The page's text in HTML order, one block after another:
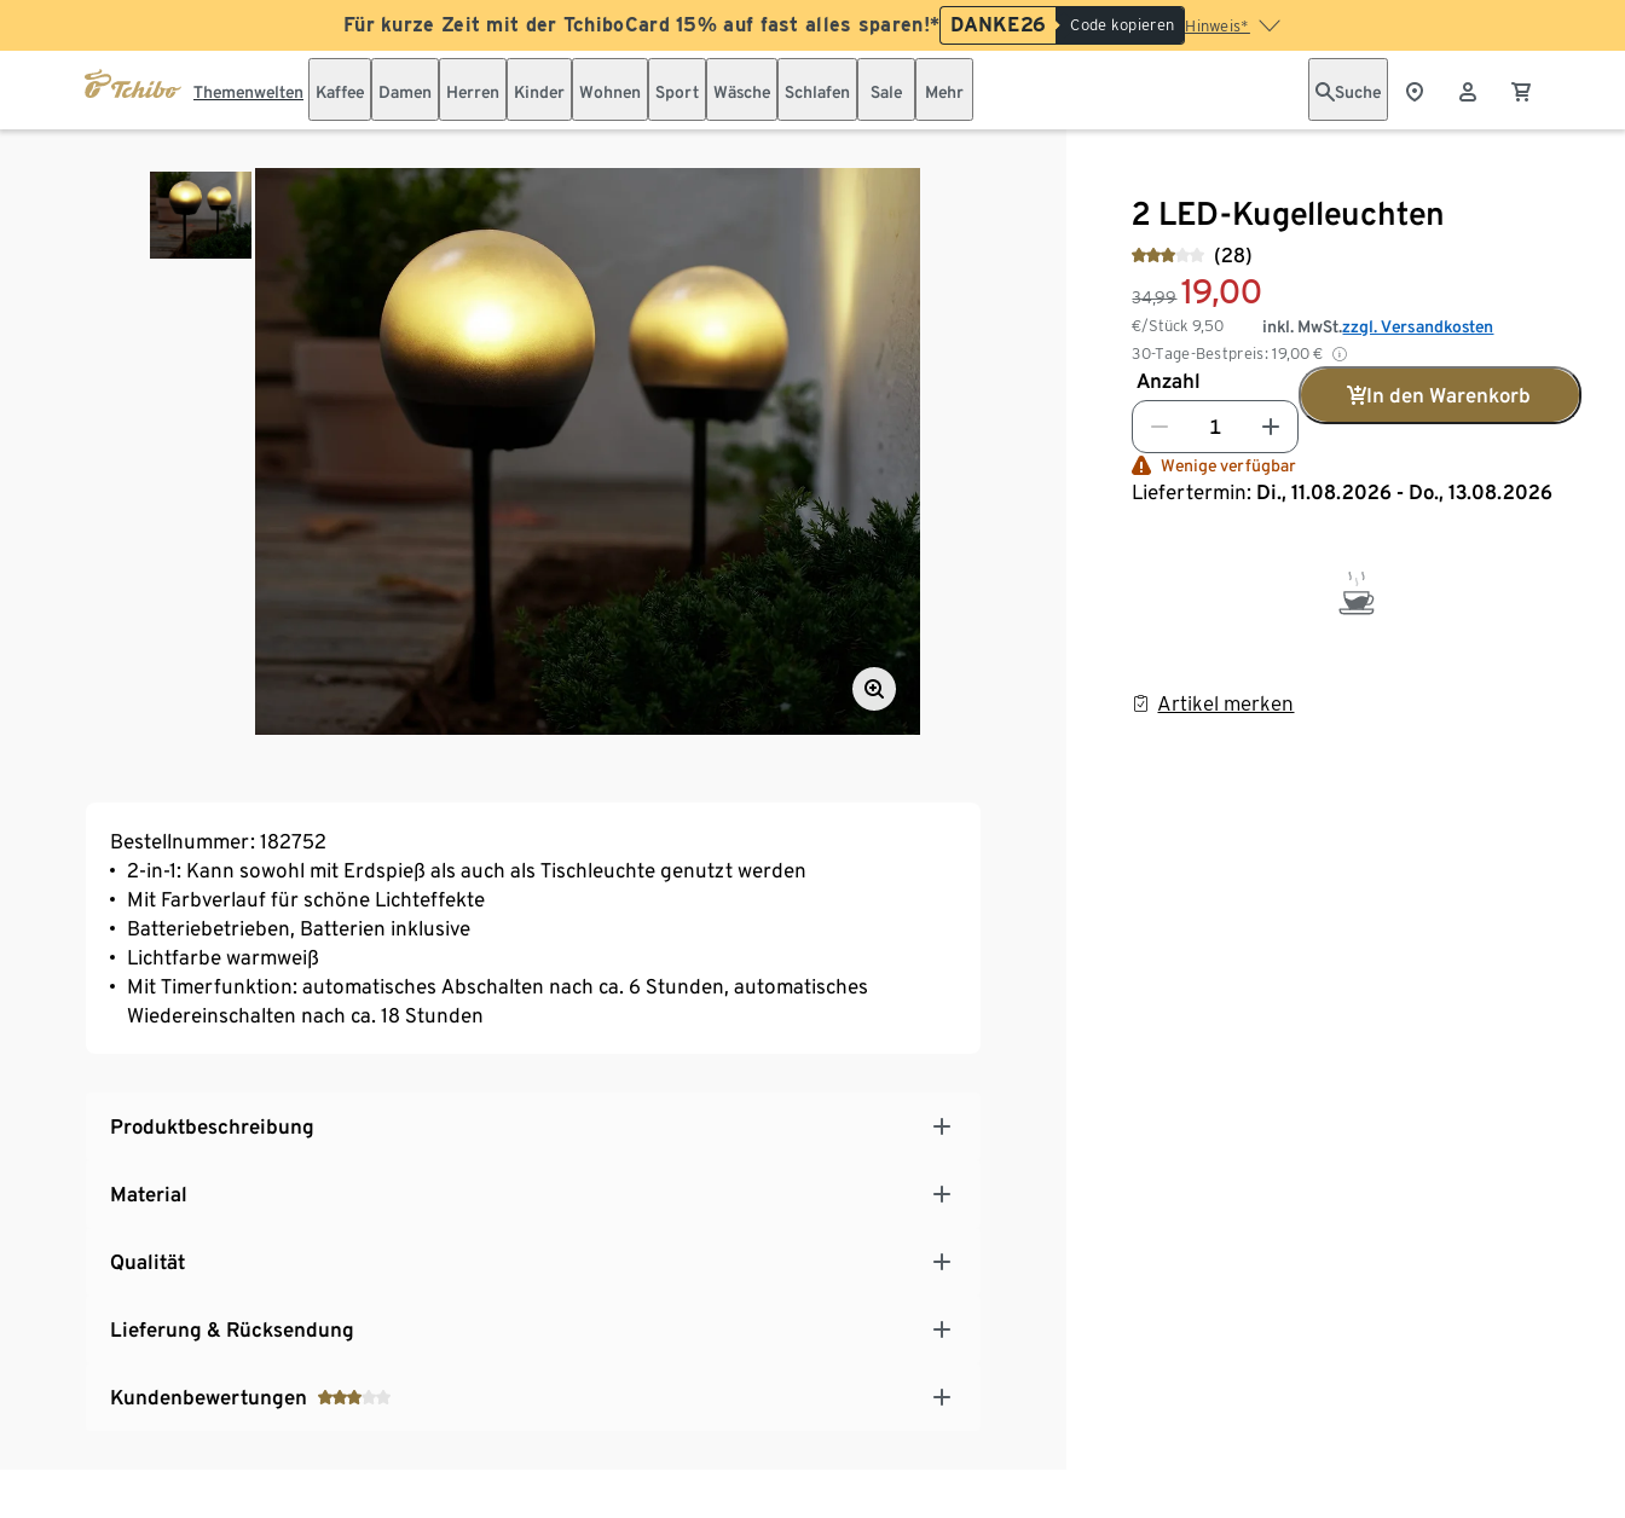
Für kurze Zeit mit der TchiboCard 15% auf fast alles sparen!* DANKE26 Code kopieren Hinweis*
Themenwelten Kaffee Damen Herren Kinder Wohnen Sport Wäsche Schlafen Sale Mehr Suche
2 LED-Kugelleuchten
(28)
34,99 19,00
€/Stück9,50
30-Tage-Bestpreis: 19,00 €
inkl. MwSt.zzgl. Versandkosten
Anzahl
In den Warenkorb
Wenige verfügbar
Liefertermin: Di., 11.08.2026 - Do., 13.08.2026
Artikel merken
Bestellnummer: 182752
2-in-1: Kann sowohl mit Erdspieß als auch als Tischleuchte genutzt werden
Mit Farbverlauf für schöne Lichteffekte
Batteriebetrieben, Batterien inklusive
Lichtfarbe warmweiß
Mit Timerfunktion: automatisches Abschalten nach ca. 6 Stunden, automatisches
Wiedereinschalten nach ca. 18 Stunden
Produktbeschreibung
Material
Qualität
Lieferung & Rücksendung
Kundenbewertungen